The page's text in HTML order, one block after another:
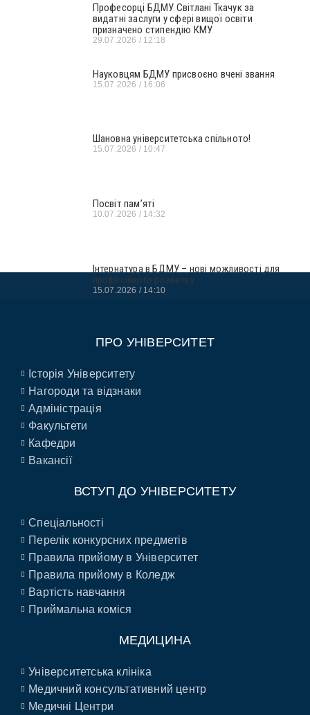
Професорці БДМУ Світлані Ткачук за
видатні заслуги у сфері вищої освіти
призначено стипендію КМУ
29.07.2026 12:18
Науковцям БДМУ присвоєно вчені звання
15.07.2026 16:06
Шановна університетська спільното!
15.07.2026 10:47
Посвіт пам’яті
10.07.2026 14:32
Інтернатура в БДМУ – нові можливості для
професійного розвитку
15.07.2026 14:10
ПРО УНІВЕРСИТЕТ
Історія Університету
Нагороди та відзнаки
Адміністрація
Факультети
Кафедри
Вакансії
ВСТУП ДО УНІВЕРСИТЕТУ
Спеціальності
Перелік конкурсних предметів
Правила прийому в Університет
Правила прийому в Коледж
Вартість навчання
Приймальна коміся
МЕДИЦИНА
Університетська клініка
Медичний консультативний центр
Медичні Центри